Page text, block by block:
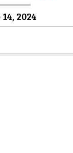
attiva)
2024